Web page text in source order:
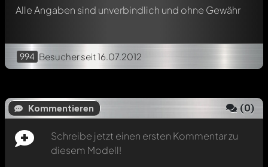
Alle Angaben sind unverbindlich und ohne Gewähr
994 Besucherseit 16.07.2012
Kommentieren (0)
Schreibe jetzt einen ersten Kommentar zu
diesem Modell!